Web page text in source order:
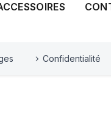
Confidentialité